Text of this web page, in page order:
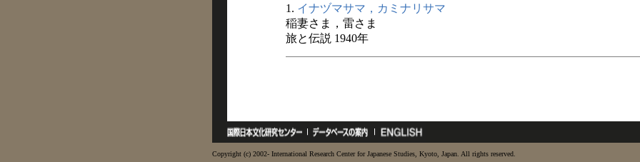
1. イナヅマサマ，カミナリサマ
稲妻さま，雷さま
旅と伝説 1940年
Copyright (c) 2002- International Research Center for Japanese Studies, Kyoto, Japan. All rights reserved.